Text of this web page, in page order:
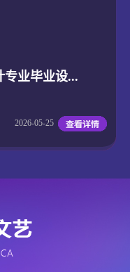
专业毕业设...
2026-05-25